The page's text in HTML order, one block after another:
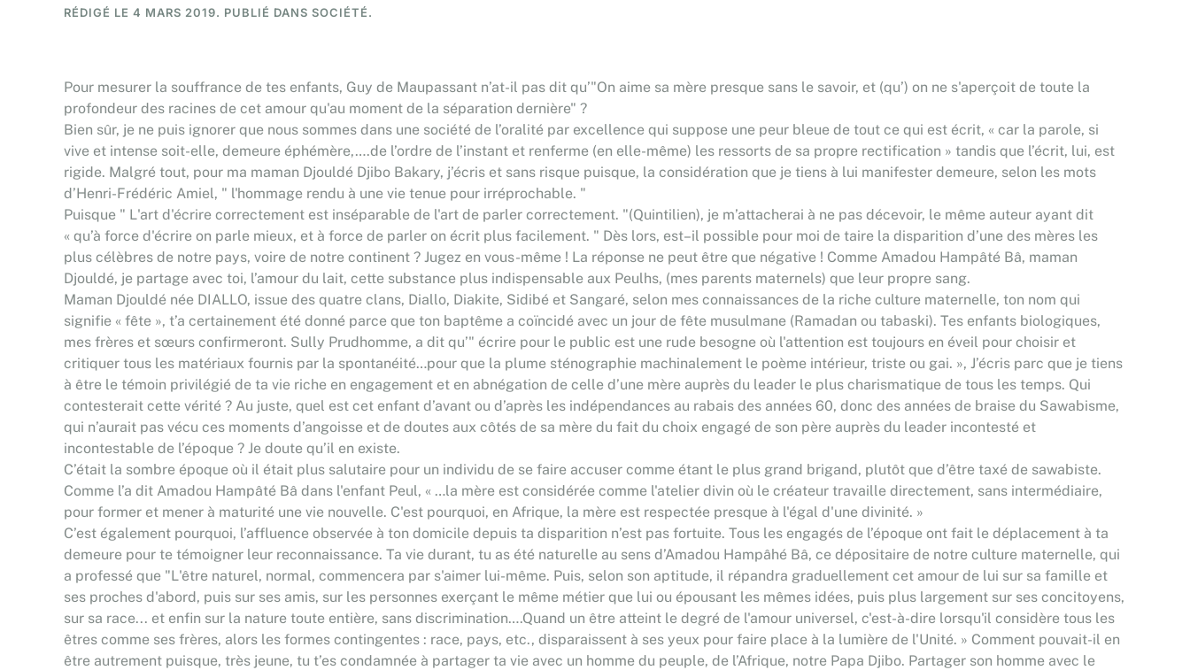
RÉDIGÉ LE 4 MARS 2019. PUBLIÉ DANS SOCIÉTÉ.
Pour mesurer la souffrance de tes enfants, Guy de Maupassant n’at-il pas dit qu’"On aime sa mère presque sans le savoir, et (qu’) on ne s'aperçoit de toute la
profondeur des racines de cet amour qu'au moment de la séparation dernière" ?
Bien sûr, je ne puis ignorer que nous sommes dans une société de l’oralité par excellence qui suppose une peur bleue de tout ce qui est écrit, « car la parole, si
vive et intense soit-elle, demeure éphémère,….de l’ordre de l’instant et renferme (en elle-même) les ressorts de sa propre rectification » tandis que l’écrit, lui, est
rigide. Malgré tout, pour ma maman Djouldé Djibo Bakary, j’écris et sans risque puisque, la considération que je tiens à lui manifester demeure, selon les mots
d’Henri-Frédéric Amiel, " l'hommage rendu à une vie tenue pour irréprochable. "
Puisque " L'art d'écrire correctement est inséparable de l'art de parler correctement. "(Quintilien), je m’attacherai à ne pas décevoir, le même auteur ayant dit
« qu’à force d'écrire on parle mieux, et à force de parler on écrit plus facilement. " Dès lors, est–il possible pour moi de taire la disparition d’une des mères les
plus célèbres de notre pays, voire de notre continent ? Jugez en vous-même ! La réponse ne peut être que négative ! Comme Amadou Hampâté Bâ, maman
Djouldé, je partage avec toi, l’amour du lait, cette substance plus indispensable aux Peulhs, (mes parents maternels) que leur propre sang.
Maman Djouldé née DIALLO, issue des quatre clans, Diallo, Diakite, Sidibé et Sangaré, selon mes connaissances de la riche culture maternelle, ton nom qui
signifie « fête », t’a certainement été donné parce que ton baptême a coïncidé avec un jour de fête musulmane (Ramadan ou tabaski). Tes enfants biologiques,
mes frères et sœurs confirmeront. Sully Prudhomme, a dit qu’" écrire pour le public est une rude besogne où l'attention est toujours en éveil pour choisir et
critiquer tous les matériaux fournis par la spontanéité…pour que la plume sténographie machinalement le poème intérieur, triste ou gai. », J’écris parc que je tiens
à être le témoin privilégié de ta vie riche en engagement et en abnégation de celle d’une mère auprès du leader le plus charismatique de tous les temps. Qui
contesterait cette vérité ? Au juste, quel est cet enfant d’avant ou d’après les indépendances au rabais des années 60, donc des années de braise du Sawabisme,
qui n’aurait pas vécu ces moments d’angoisse et de doutes aux côtés de sa mère du fait du choix engagé de son père auprès du leader incontesté et
incontestable de l’époque ? Je doute qu’il en existe.
C’était la sombre époque où il était plus salutaire pour un individu de se faire accuser comme étant le plus grand brigand, plutôt que d’être taxé de sawabiste.
Comme l’a dit Amadou Hampâté Bâ dans l'enfant Peul, « …la mère est considérée comme l'atelier divin où le créateur travaille directement, sans intermédiaire,
pour former et mener à maturité une vie nouvelle. C'est pourquoi, en Afrique, la mère est respectée presque à l'égal d'une divinité. »
C’est également pourquoi, l’affluence observée à ton domicile depuis ta disparition n’est pas fortuite. Tous les engagés de l’époque ont fait le déplacement à ta
demeure pour te témoigner leur reconnaissance. Ta vie durant, tu as été naturelle au sens d’Amadou Hampâhé Bâ, ce dépositaire de notre culture maternelle, qui
a professé que "L'être naturel, normal, commencera par s'aimer lui-même. Puis, selon son aptitude, il répandra graduellement cet amour de lui sur sa famille et
ses proches d'abord, puis sur ses amis, sur les personnes exerçant le même métier que lui ou épousant les mêmes idées, puis plus largement sur ses concitoyens,
sur sa race... et enfin sur la nature toute entière, sans discrimination….Quand un être atteint le degré de l'amour universel, c'est-à-dire lorsqu'il considère tous les
êtres comme ses frères, alors les formes contingentes : race, pays, etc., disparaissent à ses yeux pour faire place à la lumière de l'Unité. » Comment pouvait-il en
être autrement puisque, très jeune, tu t’es condamnée à partager ta vie avec un homme du peuple, de l’Afrique, notre Papa Djibo. Partager son homme avec le